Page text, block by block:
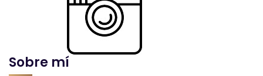
Sobre mí